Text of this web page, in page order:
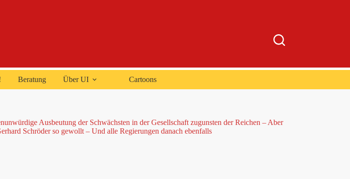
Beratung Über UI Cartoons
Ausbeutung der Schwächsten in der Gesellschaft zugunsten der Reichen – Aber
Schröder so gewollt – Und alle Regierungen danach ebenfalls